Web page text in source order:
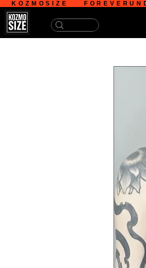
KOZMOSIZE